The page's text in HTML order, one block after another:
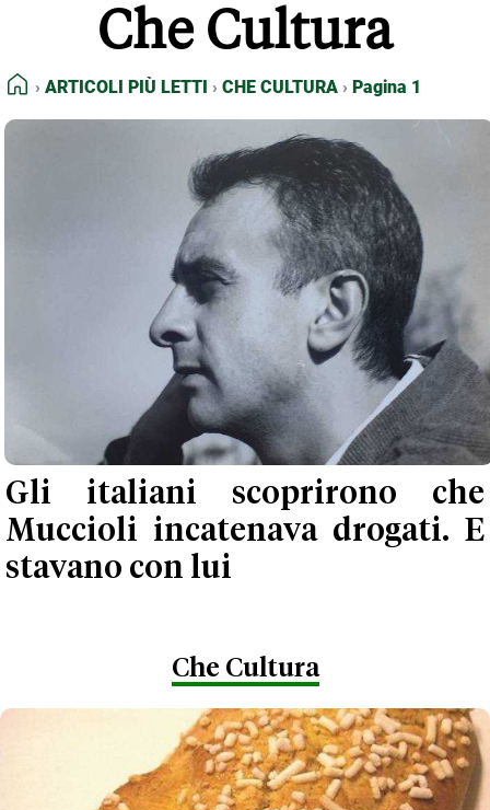
FEED RSS
NORMATIVE DEONTOLOGICHE
TERMINI e CONDIZIONI
Che Cultura
HOME
ARTICOLI PIÙ LETTI CHE CULTURA Pagina 1
Gli italiani scoprirono che
Muccioli incatenava drogati. E
stavano con lui
Che Cultura